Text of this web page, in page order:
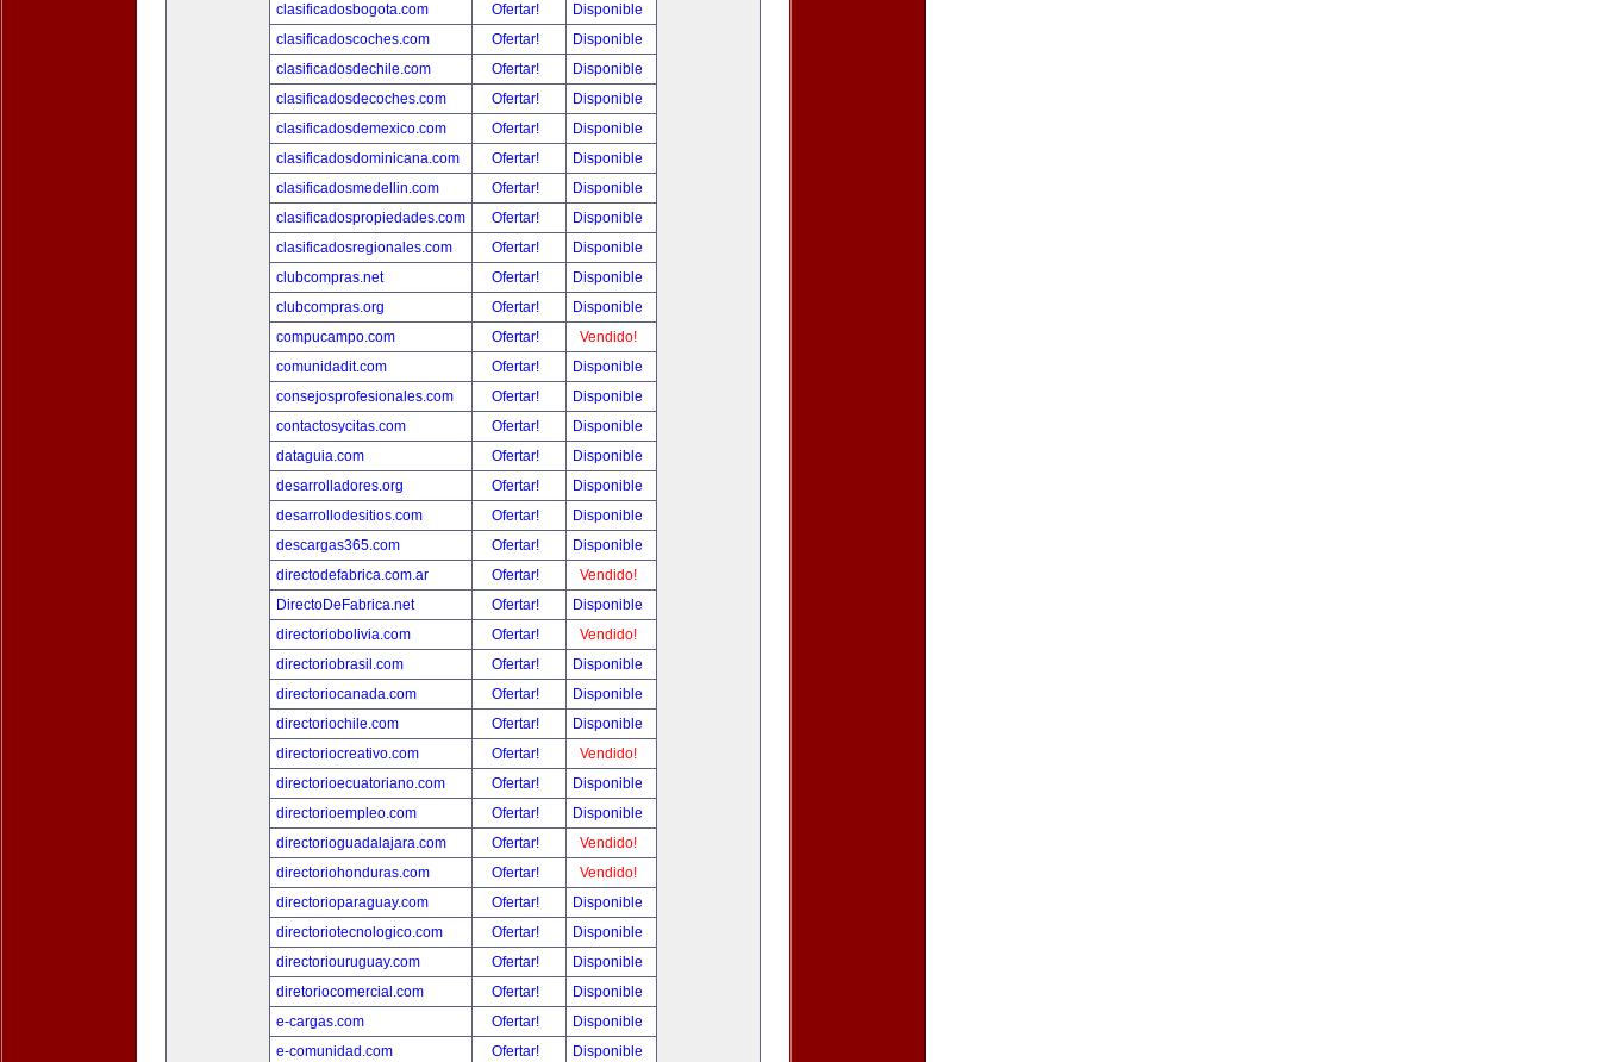
clasificadosbogota.com
Ofertar!
Disponible
clasificadoscoches.com
Ofertar!
Disponible
clasificadosdechile.com
Ofertar!
Disponible
clasificadosdecoches.com
Ofertar!
Disponible
clasificadosdemexico.com
Ofertar!
Disponible
clasificadosdominicana.com
Ofertar!
Disponible
clasificadosmedellin.com
Ofertar!
Disponible
clasificadospropiedades.com
Ofertar!
Disponible
clasificadosregionales.com
Ofertar!
Disponible
clubcompras.net
Ofertar!
Disponible
clubcompras.org
Ofertar!
Disponible
compucampo.com
Ofertar!
Vendido!
comunidadit.com
Ofertar!
Disponible
consejosprofesionales.com
Ofertar!
Disponible
contactosycitas.com
Ofertar!
Disponible
dataguia.com
Ofertar!
Disponible
desarrolladores.org
Ofertar!
Disponible
desarrollodesitios.com
Ofertar!
Disponible
descargas365.com
Ofertar!
Disponible
directodefabrica.com.ar
Ofertar!
Vendido!
DirectoDeFabrica.net
Ofertar!
Disponible
directoriobolivia.com
Ofertar!
Vendido!
directoriobrasil.com
Ofertar!
Disponible
directoriocanada.com
Ofertar!
Disponible
directoriochile.com
Ofertar!
Disponible
directoriocreativo.com
Ofertar!
Vendido!
directorioecuatoriano.com
Ofertar!
Disponible
directorioempleo.com
Ofertar!
Disponible
directorioguadalajara.com
Ofertar!
Vendido!
directoriohonduras.com
Ofertar!
Vendido!
directorioparaguay.com
Ofertar!
Disponible
directoriotecnologico.com
Ofertar!
Disponible
directoriouruguay.com
Ofertar!
Disponible
diretoriocomercial.com
Ofertar!
Disponible
e-cargas.com
Ofertar!
Disponible
e-comunidad.com
Ofertar!
Disponible